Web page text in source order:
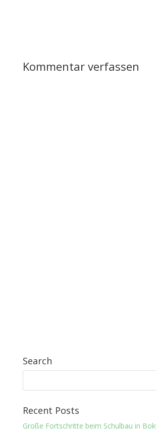
Kommentar verfassen
Search
Recent Posts
Große Fortschritte beim Schulbau in